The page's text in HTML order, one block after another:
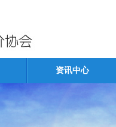
资讯中心